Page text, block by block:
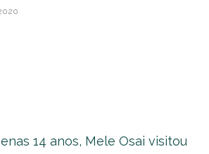
14 anos, Mele Osai visitou